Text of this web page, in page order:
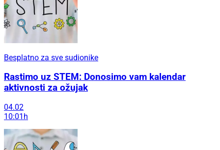
Besplatno za sve sudionike
Rastimo uz STEM: Donosimo vam kalendar
aktivnosti za ožujak
04.02
10:01h